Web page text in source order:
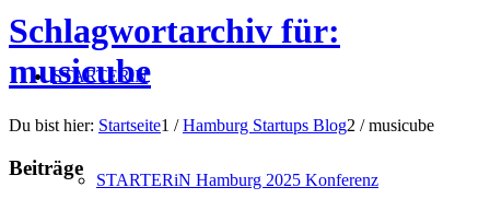
STARTERiN
STARTERiN Hamburg 2025 Konferenz
Schlagwortarchiv für:
musicube
Du bist hier: Startseite1 / Hamburg Startups Blog2 / musicube
Beiträge